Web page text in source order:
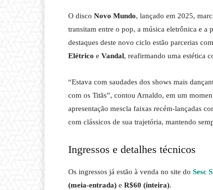
O disco Novo Mundo, lançado em 2025,
transitam entre o pop, a música eletrônica e
destaques deste novo ciclo estão parcerias
Elétrico e Vandal, reafirmando uma estética
“Estava com saudades dos shows mais
com os Titãs”, contou Arnaldo, em um
apresentação mescla faixas recém-lançadas
com clássicos de sua trajetória, mantendo
Ingressos e detalhes técnicos
Os ingressos já estão à venda no site do Sesc
(meia-entrada) e R$60 (inteira).